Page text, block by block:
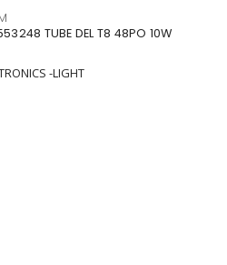
TUBE DEL T8 48PO 10W
-LIGHT